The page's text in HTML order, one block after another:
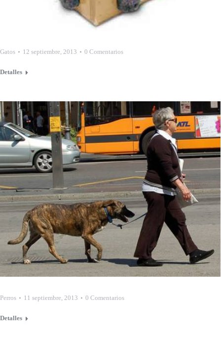
Gatos 12 septiembre, 2013 0 Comentarios
Detalles
Perros 11 septiembre, 2013 0 Comentarios
Detalles